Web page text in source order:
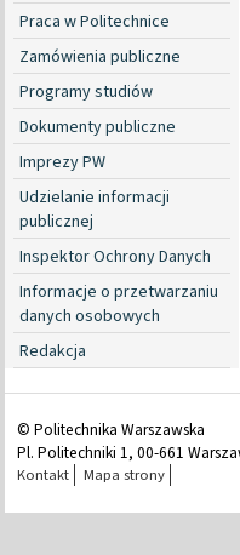
Praca w Politechnice
Zamówienia publiczne
Programy studiów
Dokumenty publiczne
Imprezy PW
Udzielanie informacji
publicznej
Inspektor Ochrony Danych
Informacje o przetwarzaniu
danych osobowych
Redakcja
© Politechnika Warszawska
Pl. Politechniki 1, 00-661
Kontakt Mapa strony